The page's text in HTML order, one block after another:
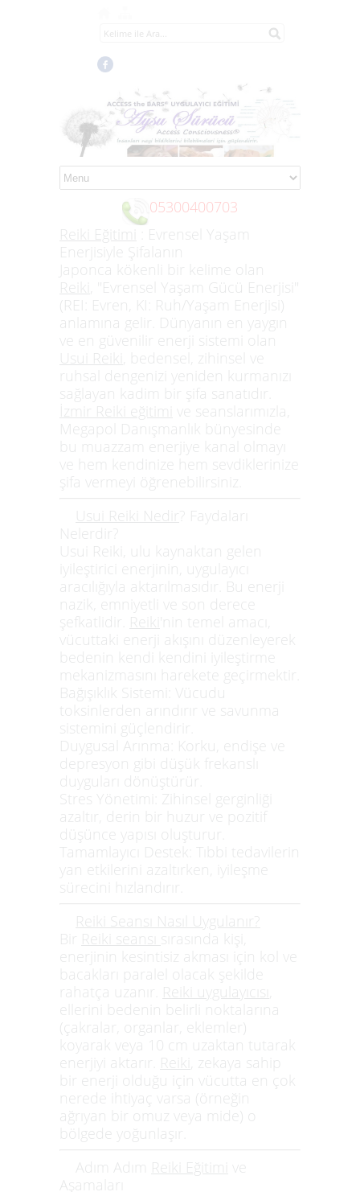
Access the Bars Eğitimi
Hayat Bana Neşe, Kolaylık ve İhtişamla Gelir
05300400703
Reiki Eğitimi
: Evrensel Yaşam
Enerjisiyle Şifalanın
Japonca kökenli bir kelime olan
Reiki
, "Evrensel Yaşam Gücü Enerjisi"
(REI: Evren, KI: Ruh/Yaşam Enerjisi)
anlamına gelir. Dünyanın en yaygın
ve en güvenilir enerji sistemi olan
Usui Reiki
, bedensel, zihinsel ve
ruhsal dengenizi yeniden kurmanızı
sağlayan kadim bir şifa sanatıdır.
İzmir Reiki eğitimi
ve seanslarımızla,
Megapol Danışmanlık bünyesinde
bu muazzam enerjiye kanal olmayı
ve hem kendinize hem sevdiklerinize
şifa vermeyi öğrenebilirsiniz.
Usui Reiki Nedir
? Faydaları
Nelerdir?
Usui Reiki
, ulu kaynaktan gelen
iyileştirici enerjinin, uygulayıcı
aracılığıyla aktarılmasıdır. Bu enerji
nazik, emniyetli ve son derece
şefkatlidir. Reiki
'nin temel amacı,
vücuttaki enerji akışını düzenleyerek
bedenin kendi kendini iyileştirme
mekanizmasını harekete geçirmektir.
Bağışıklık Sistemi:
Vücudu
toksinlerden arındırır ve savunma
sistemini güçlendirir.
Duygusal Arınma:
Korku, endişe ve
depresyon gibi düşük frekanslı
duyguları dönüştürür.
Stres Yönetimi:
Zihinsel gerginliği
azaltır, derin bir huzur ve pozitif
düşünce yapısı oluşturur.
Tamamlayıcı Destek:
Tıbbi tedavilerin
yan etkilerini azaltırken, iyileşme
sürecini hızlandırır.
Reiki Seansı Nasıl Uygulanır?
Bir Reiki seansı
sırasında kişi,
enerjinin kesintisiz akması için kol ve
bacakları paralel olacak şekilde
rahatça uzanır. Reiki uygulayıcısı
ellerini bedenin belirli noktalarına
(çakralar, organlar, eklemler)
koyarak veya 10 cm uzaktan tutarak
enerjiyi aktarır. Reiki
, zekaya sahip
bir enerji olduğu için vücutta en çok
nerede ihtiyaç varsa (örneğin
ağrıyan bir omuz veya mide) o
bölgede yoğunlaşır.
Adım Adım Reiki Eğitimi
ve
Aşamaları